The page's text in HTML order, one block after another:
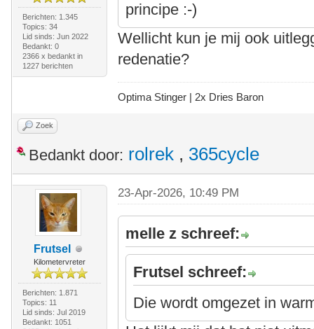
Berichten: 1.345
Topics: 34
Lid sinds: Jun 2022
Bedankt: 0
2366 x bedankt in
1227 berichten
principe :-)
Wellicht kun je mij ook
redenatie?
Optima Stinger | 2x Dries Baron
Zoek
Bedankt door: rolrek , 365cycle
Frutsel
Kilometervreter
Berichten: 1.871
Topics: 11
Lid sinds: Jul 2019
Bedankt: 1051
23-Apr-2026, 10:49 PM
melle z schreef:
Frutsel schreef:
Die wordt omgezet in